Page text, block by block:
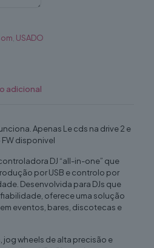
USADO
adicional
Apenas Le cds na drive 2 e
disponivel
DJ “all-in-one” que
por USB e controlo por
Desenvolvida para DJs que
oferece uma solução
eventos, bares, discotecas e
jog wheels de alta precisão e